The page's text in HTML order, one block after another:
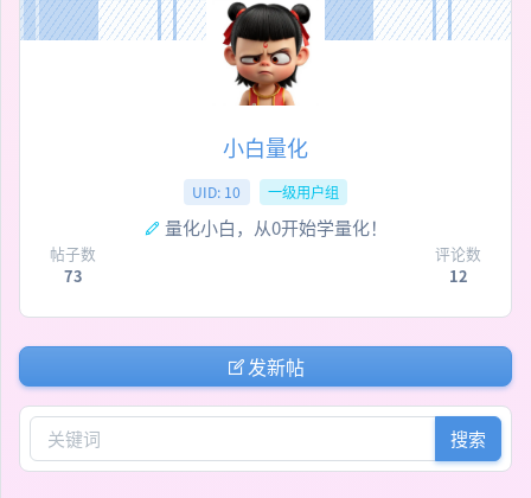
小白量化
UID: 10 一级用户组
量化小白，从0开始学量化！
帖子数
73
评论数
12
发新帖
搜索